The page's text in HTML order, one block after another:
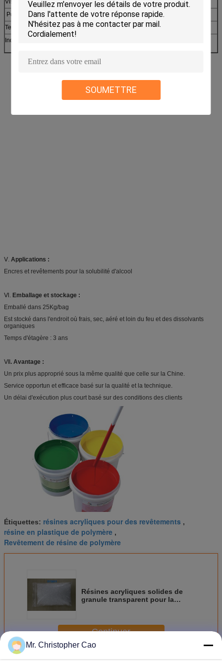
SOUMETTRE
Viscosité inhérente ASTM D-2857
0,24
Poids moléculaire
ASTM D-3593 g/mol
Teneur en eau
ISO-3251 %
Indice d'acidité
Ⅴ. Applications :
Encres et revêtements pour la solubilité d'alcool
Ⅵ. Emballage et stockage :
Emballé dans 25Kg/bag
Est stocké dans l'endroit où frais, sec, aéré et loin du feu et des dissolvants
organiques
Temps d'étagère : 3 ans
Ⅶ. Avantage :
Un prix plus approprié sous la même qualité que celle sur la Chine.
Service opportun et efficace basé sur la qualité et la technique.
Un délai d'exécution plus court basé sur des conditions des clients
Étiquettes: résines acryliques pour des revêtements ,
résine en plastique de polymère ,
Revêtement de résine de polymère
Résines acryliques solides de
granule transparent pour la
Continuer
PlusRésine acrylique de polymère
Mr. Christopher Cao